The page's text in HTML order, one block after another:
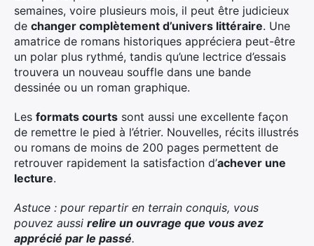
semaines, voire plusieurs mois, il peut être judicieux
de changer complètement d’univers littéraire. Une
amatrice de romans historiques appréciera peut-être
un polar plus rythmé, tandis qu’une lectrice d’essais
trouvera un nouveau souffle dans une bande
dessinée ou un roman graphique.
Les formats courts sont aussi une excellente façon
de remettre le pied à l’étrier. Nouvelles, récits illustrés
ou romans de moins de 200 pages permettent de
retrouver rapidement la satisfaction d’achever une
lecture.
Astuce : pour repartir en terrain conquis, vous
pouvez aussi relire un ouvrage que vous avez
apprécié par le passé.